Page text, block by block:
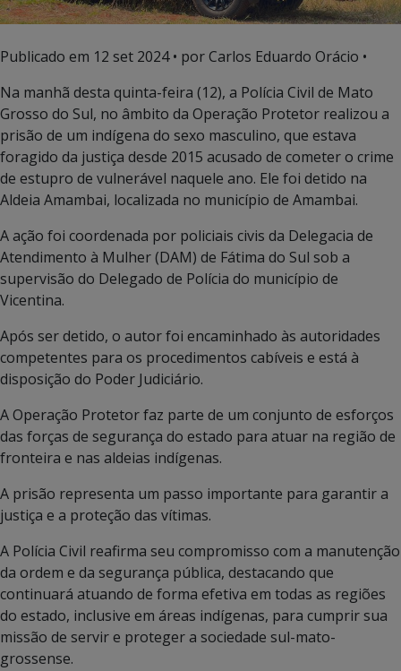
Publicado em 12 set 2024• por Carlos Eduardo Orácio •
Na manhã desta quinta-feira (12), a Polícia Civil de Mato
Grosso do Sul, no âmbito da Operação Protetor realizou a
prisão de um indígena do sexo masculino, que estava
foragido da justiça desde 2015 acusado de cometer o crime
de estupro de vulnerável naquele ano. Ele foi detido na
Aldeia Amambai, localizada no município de Amambai.
A ação foi coordenada por policiais civis da Delegacia de
Atendimento à Mulher (DAM) de Fátima do Sul sob a
supervisão do Delegado de Polícia do município de
Vicentina.
Após ser detido, o autor foi encaminhado às autoridades
competentes para os procedimentos cabíveis e está à
disposição do Poder Judiciário.
A Operação Protetor faz parte de um conjunto de esforços
das forças de segurança do estado para atuar na região de
fronteira e nas aldeias indígenas.
A prisão representa um passo importante para garantir a
justiça e a proteção das vítimas.
A Polícia Civil reafirma seu compromisso com a manutenção
da ordem e da segurança pública, destacando que
continuará atuando de forma efetiva em todas as regiões
do estado, inclusive em áreas indígenas, para cumprir sua
missão de servir e proteger a sociedade sul-mato-
grossense.